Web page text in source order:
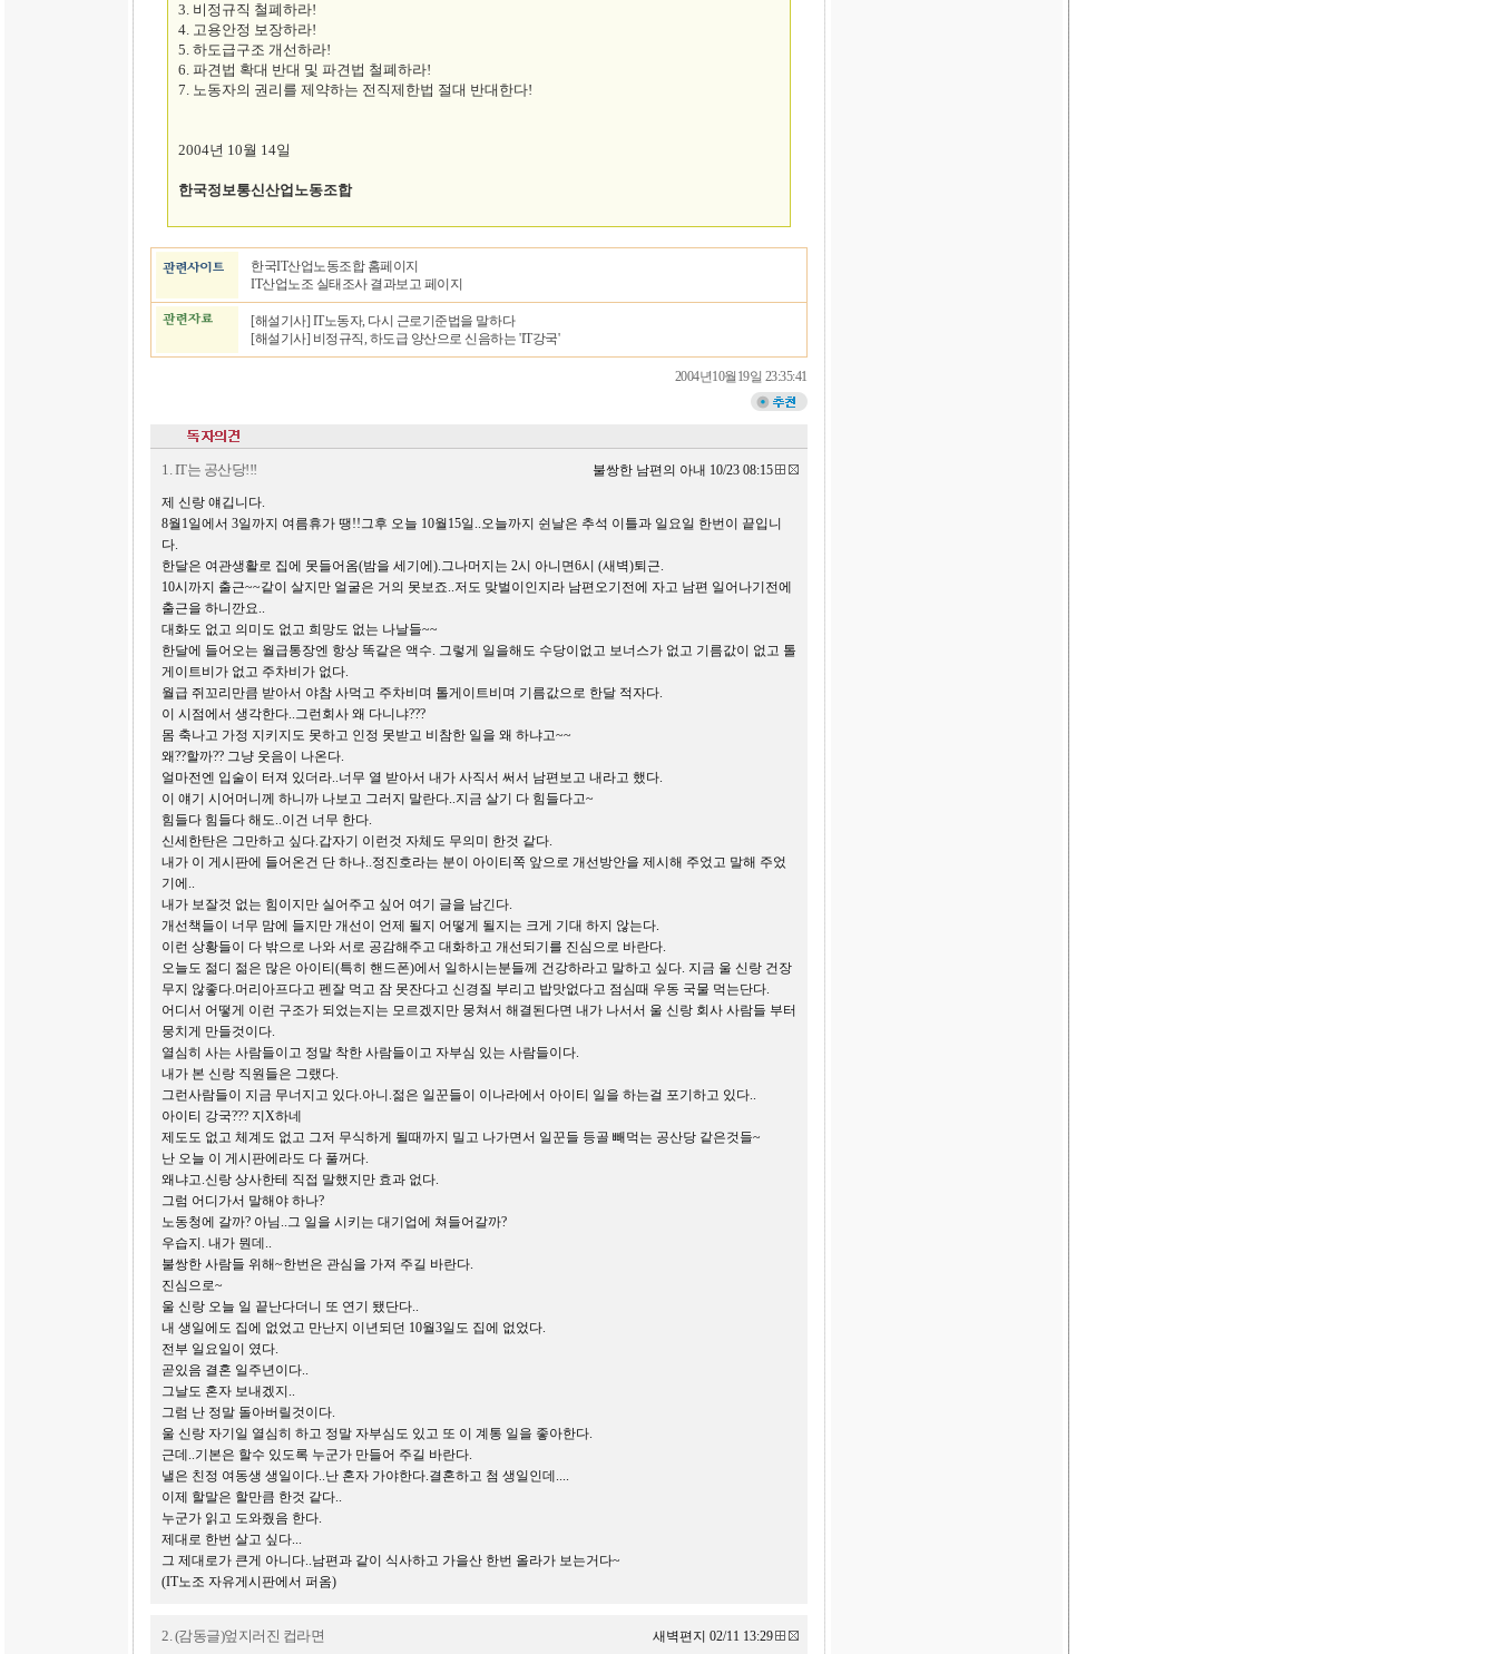
3. 비정규직 철폐하라!
4. 고용안정 보장하라!
5. 하도급구조 개선하라!
6. 파견법 확대 반대 및 파견법 철폐하라!
7. 노동자의 권리를 제약하는 전직제한법 절대 반대한다!
2004년 10월 14일
한국정보통신산업노동조합
한국IT산업노동조합 홈페이지
IT산업노조 실태조사 결과보고 페이지
[해설기사] IT노동자, 다시 근로기준법을 말하다
[해설기사] 비정규직, 하도급 양산으로 신음하는 'IT강국'
2004년10월19일 23:35:41
1. IT는 공산당!!! 불쌍한 남편의 아내 10/23 08:15
제 신랑 얘깁니다.
8월1일에서 3일까지 여름휴가 땡!!그후 오늘 10월15일..오늘까지 쉰날은 추석 이틀과 일요일 한번이 끝입니
다.
한달은 여관생활로 집에 못들어옴(밤을 세기에).그나머지는 2시 아니면6시 (새벽)퇴근.
10시까지 출근~~같이 살지만 얼굴은 거의 못보죠..저도 맞벌이인지라 남편오기전에 자고 남편 일어나기전에
출근을 하니깐요..
대화도 없고 의미도 없고 희망도 없는 나날들~~
한달에 들어오는 월급통장엔 항상 똑같은 액수. 그렇게 일을해도 수당이없고 보너스가 없고 기름값이 없고 톨
게이트비가 없고 주차비가 없다.
월급 쥐꼬리만큼 받아서 야참 사먹고 주차비며 톨게이트비며 기름값으로 한달 적자다.
이 시점에서 생각한다..그런회사 왜 다니냐???
몸 축나고 가정 지키지도 못하고 인정 못받고 비참한 일을 왜 하냐고~~
왜??할까?? 그냥 웃음이 나온다.
얼마전엔 입술이 터져 있더라..너무 열 받아서 내가 사직서 써서 남편보고 내라고 했다.
이 얘기 시어머니께 하니까 나보고 그러지 말란다..지금 살기 다 힘들다고~
힘들다 힘들다 해도..이건 너무 한다.
신세한탄은 그만하고 싶다.갑자기 이런것 자체도 무의미 한것 같다.
내가 이 게시판에 들어온건 단 하나..정진호라는 분이 아이티쪽 앞으로 개선방안을 제시해 주었고 말해 주었
기에..
내가 보잘것 없는 힘이지만 실어주고 싶어 여기 글을 남긴다.
개선책들이 너무 맘에 들지만 개선이 언제 될지 어떻게 될지는 크게 기대 하지 않는다.
이런 상황들이 다 밖으로 나와 서로 공감해주고 대화하고 개선되기를 진심으로 바란다.
오늘도 젊디 젊은 많은 아이티(특히 핸드폰)에서 일하시는분들께 건강하라고 말하고 싶다. 지금 울 신랑 건장
무지 않좋다.머리아프다고 펜잘 먹고 잠 못잔다고 신경질 부리고 밥맛없다고 점심때 우동 국물 먹는단다.
어디서 어떻게 이런 구조가 되었는지는 모르겠지만 뭉쳐서 해결된다면 내가 나서서 울 신랑 회사 사람들 부터
뭉치게 만들것이다.
열심히 사는 사람들이고 정말 착한 사람들이고 자부심 있는 사람들이다.
내가 본 신랑 직원들은 그랬다.
그런사람들이 지금 무너지고 있다.아니.젊은 일꾼들이 이나라에서 아이티 일을 하는걸 포기하고 있다..
아이티 강국??? 지X하네
제도도 없고 체계도 없고 그저 무식하게 될때까지 밀고 나가면서 일꾼들 등골 빼먹는 공산당 같은것들~
난 오늘 이 게시판에라도 다 풀꺼다.
왜냐고.신랑 상사한테 직접 말했지만 효과 없다.
그럼 어디가서 말해야 하나?
노동청에 갈까? 아님..그 일을 시키는 대기업에 쳐들어갈까?
우습지. 내가 뭔데..
불쌍한 사람들 위해~한번은 관심을 가져 주길 바란다.
진심으로~
울 신랑 오늘 일 끝난다더니 또 연기 됐단다..
내 생일에도 집에 없었고 만난지 이년되던 10월3일도 집에 없었다.
전부 일요일이 였다.
곧있음 결혼 일주년이다..
그날도 혼자 보내겠지..
그럼 난 정말 돌아버릴것이다.
울 신랑 자기일 열심히 하고 정말 자부심도 있고 또 이 계통 일을 좋아한다.
근데..기본은 할수 있도록 누군가 만들어 주길 바란다.
낼은 친정 여동생 생일이다..난 혼자 가야한다.결혼하고 첨 생일인데....
이제 할말은 할만큼 한것 같다..
누군가 읽고 도와줬음 한다.
제대로 한번 살고 싶다...
그 제대로가 큰게 아니다..남편과 같이 식사하고 가을산 한번 올라가 보는거다~
(IT노조 자유게시판에서 퍼옴)
2. (감동글)엎지러진 컵라면 새벽편지 02/11 13:29